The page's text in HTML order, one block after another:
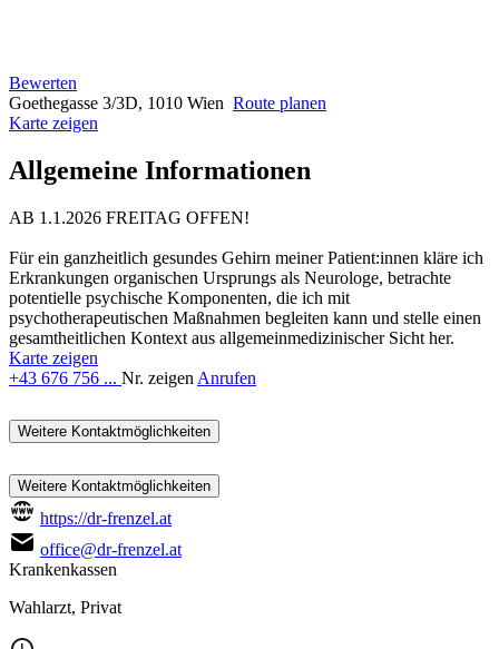
Bewerten
Goethegasse 3/3D, 1010 Wien Route planen
Karte zeigen
Allgemeine Informationen
AB 1.1.2026 FREITAG OFFEN!
Für ein ganzheitlich gesundes Gehirn meiner Patient:innen kläre ich
Erkrankungen organischen Ursprungs als Neurologe, betrachte
potentielle psychische Komponenten, die ich mit
psychotherapeutischen Maßnahmen begleiten kann und stelle einen
gesamtheitlichen Kontext aus allgemeinmedizinischer Sicht her.
Karte zeigen
+43 676 756 ... Nr. zeigen Anrufen
Weitere Kontaktmöglichkeiten
Weitere Kontaktmöglichkeiten
https://dr-frenzel.at
office@dr-frenzel.at
Krankenkassen
Wahlarzt, Privat